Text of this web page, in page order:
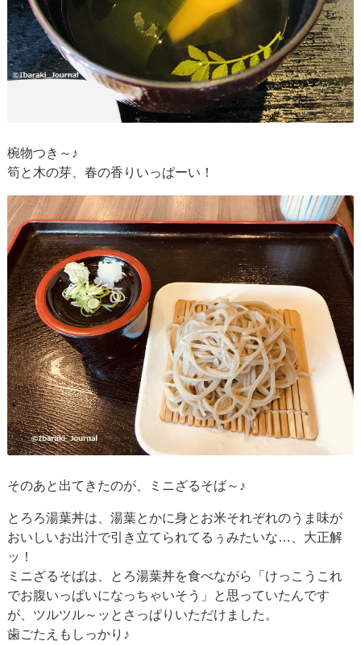
椀物つき～♪
筍と木の芽、春の香りいっぱーい！
そのあと出てきたのが、ミニざるそば～♪
とろろ湯葉丼は、湯葉とかに身とお米それぞれのうま味が
おいしいお出汁で引き立てられてるぅみたいな…、大正解
ッ！
ミニざるそばは、とろ湯葉丼を食べながら「けっこうこれ
でお腹いっぱいになっちゃいそう」と思っていたんです
が、ツルツル～ッとさっぱりいただけました。
歯ごたえもしっかり♪